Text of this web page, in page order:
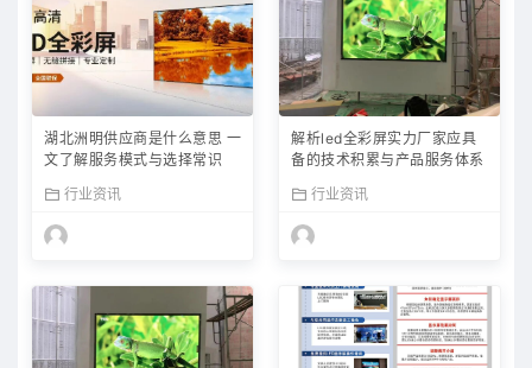
湖北洲明供应商是什么意思 一
文了解服务模式与选择常识
行业资讯
解析led全彩屏实力厂家应具
备的技术积累与产品服务体系
行业资讯